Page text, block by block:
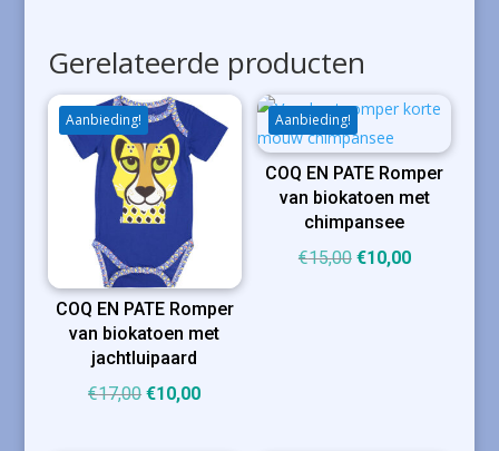
Gerelateerde producten
Aanbieding!
COQ EN PATE Romper
van biokatoen met
jachtluipaard
€17,00 Oorspronkelijke
€10,00Huidige
Aanbieding!
COQ EN PATE Romper
van biokatoen met
chimpansee
€15,00 Oorspronkelijke
€10,00Huidige